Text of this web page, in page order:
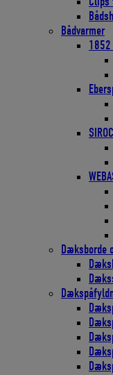
Bådvarmer
1852
Dæksborde